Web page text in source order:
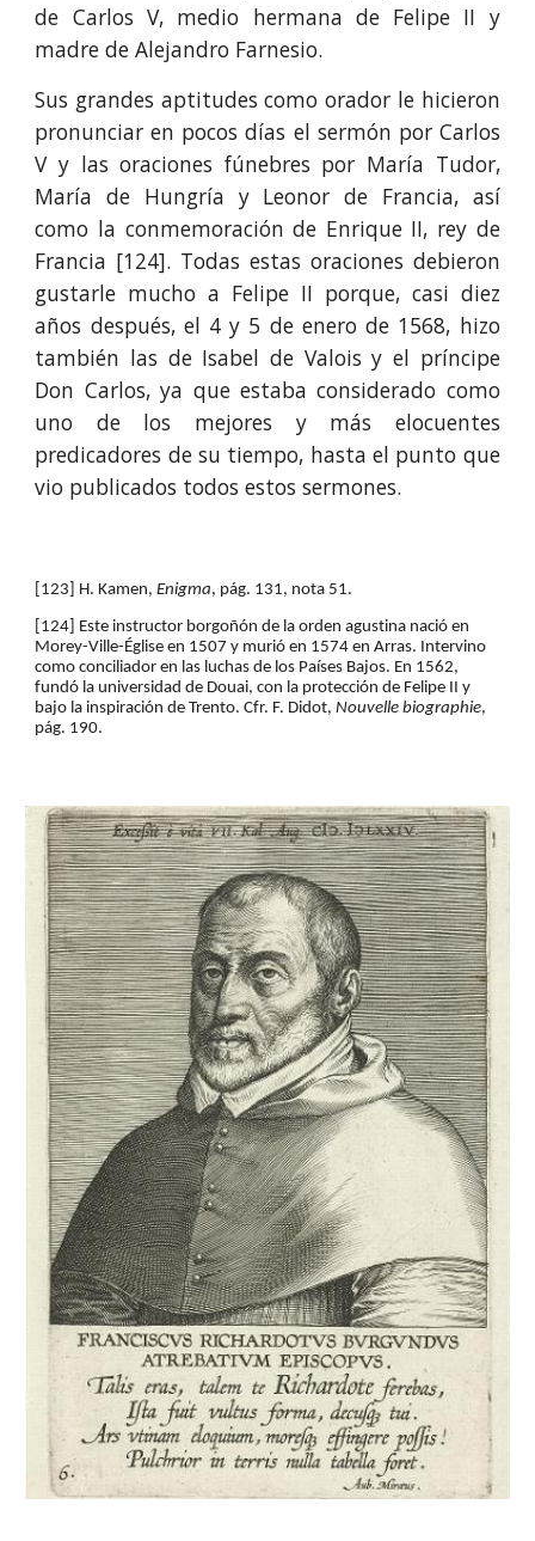
de Carlos V, medio hermana de Felipe II y
madre de Alejandro Farnesio.
Sus grandes aptitudes como orador le hicieron
pronunciar en pocos días el sermón por Carlos
V y las oraciones fúnebres por María Tudor,
María de Hungría y Leonor de Francia, así
como la conmemoración de Enrique II, rey de
Francia [124]. Todas estas oraciones debieron
gustarle mucho a Felipe II porque, casi diez
años después, el 4 y 5 de enero de 1568, hizo
también las de Isabel de Valois y el príncipe
Don Carlos, ya que estaba considerado como
uno de los mejores y más elocuentes
predicadores de su tiempo, hasta el punto que
vio publicados todos estos sermones.
[123] H. Kamen, Enigma, pág. 131, nota 51.
[124] Este ins­truc­tor borgoñón de la orden agustina nació en
Morey-Ville-Église en 1507 y murió en 1574 en Arras. Intervino
como con­ci­lia­dor en las luchas de los Países Bajos. En 1562,
fundó la universidad de Douai, con la protección de Felipe II y
bajo la inspiración de Trento. Cfr. F. Didot, Nouvelle biographie,
pág. 190.